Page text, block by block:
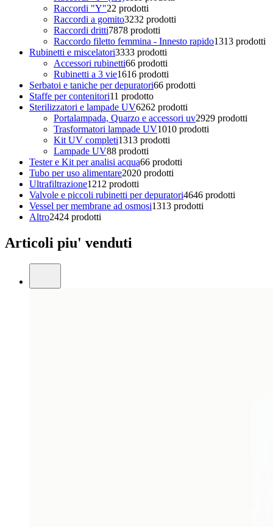
Raccordi "Y"22 prodotti
Raccordi a gomito3232 prodotti
Raccordi dritti7878 prodotti
Raccordo filetto femmina - Innesto rapido1313 prodotti
Rubinetti e miscelatori3333 prodotti
Accessori rubinetti66 prodotti
Rubinetti a 3 vie1616 prodotti
Serbatoi e taniche per depuratori66 prodotti
Staffe per contenitori11 prodotto
Sterilizzatori e lampade UV6262 prodotti
Portalampada, Quarzo e accessori uv2929 prodotti
Trasformatori lampade UV1010 prodotti
Kit UV completi1313 prodotti
Lampade UV88 prodotti
Tester e Kit per analisi acqua66 prodotti
Tubo per uso alimentare2020 prodotti
Ultrafiltrazione1212 prodotti
Valvole e piccoli rubinetti per depuratori4646 prodotti
Vessel per membrane ad osmosi1313 prodotti
Altro2424 prodotti
Articoli piu' venduti